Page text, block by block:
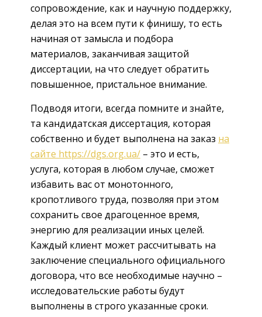
сопровождение, как и научную поддержку,
делая это на всем пути к финишу, то есть
начиная от замысла и подбора
материалов, заканчивая защитой
диссертации, на что следует обратить
повышенное, пристальное внимание.
Подводя итоги, всегда помните и знайте,
та кандидатская диссертация, которая
собственно и будет выполнена на заказ на
сайте https://dgs.org.ua/ – это и есть,
услуга, которая в любом случае, сможет
избавить вас от монотонного,
кропотливого труда, позволяя при этом
сохранить свое драгоценное время,
энергию для реализации иных целей.
Каждый клиент может рассчитывать на
заключение специального официального
договора, что все необходимые научно –
исследовательские работы будут
выполнены в строго указанные сроки.